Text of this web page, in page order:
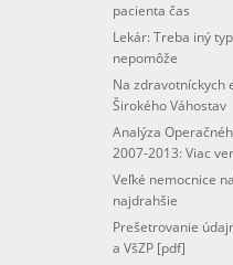
pacienta čas
Lekár: Treba iný
nepomôže
Na zdravotníckych
Širokého Váhostav
Analýza
2007-2013: Viac
Veľké nemocnice
najdrahšie
Prešetrovanie
a VšZP [pdf]